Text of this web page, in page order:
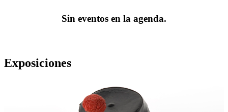
Sin eventos en la agenda.
Exposiciones